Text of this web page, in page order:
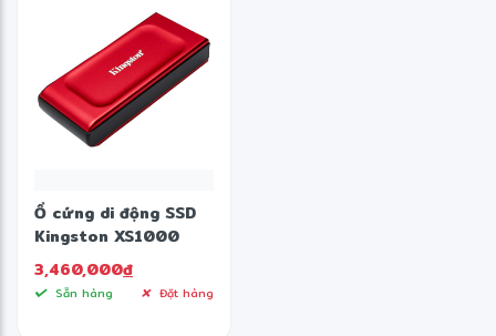
Ổ cứng di động SSD
Kingston XS1000
USB 3.2 Gen 2 1TB Đỏ
3,460,000đ
Sẵn hàng Đặt hàng